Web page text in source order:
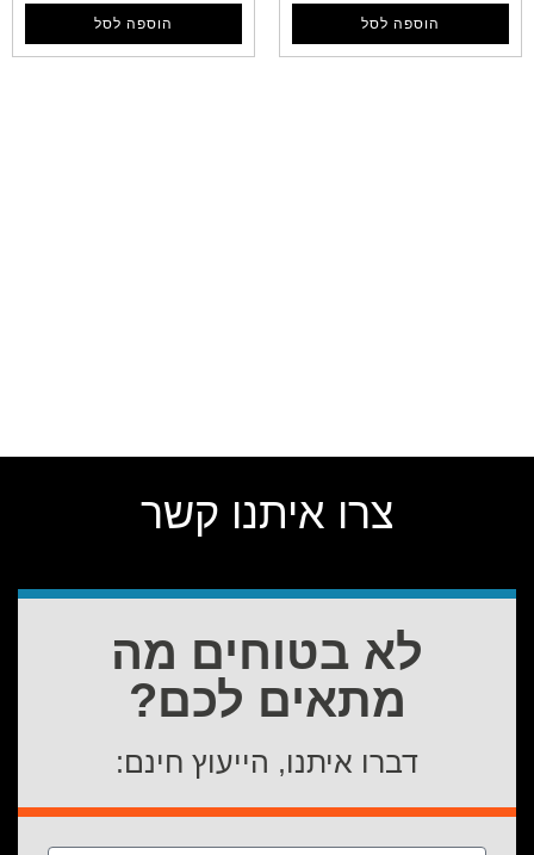
הוספה לסל הוספה לסל
צרו איתנו קשר
לא בטוחים מה
מתאים לכם?
דברו איתנו, הייעוץ חינם: